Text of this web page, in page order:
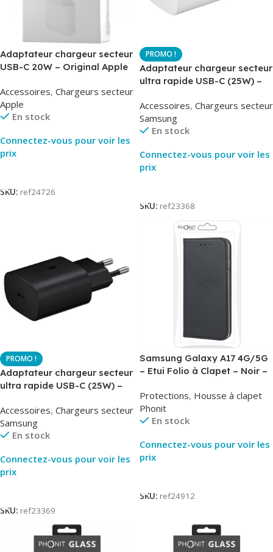
Adaptateur chargeur secteur
USB-C 20W – Original Apple
Original
Accessoires, Chargeurs secteur
Apple
En stock
Connectez-vous pour voir les
prix
SKU: ref24726
Adaptateur chargeur secteur
ultra rapide USB-C (25W) –
EP-TA800
Accessoires, Chargeurs secteur
Samsung
En stock
Connectez-vous pour voir les
prix
SKU: ref23368
Adaptateur chargeur secteur
ultra rapide USB-C (25W) –
TA800
Accessoires, Chargeurs secteur
Samsung
En stock
Connectez-vous pour voir les
prix
SKU: ref23369
Samsung Galaxy A17 4G/5G
– Etui Folio à Clapet – Noir –
Protections, Housse à clapet
Phonit
En stock
Connectez-vous pour voir les
prix
SKU: ref24912